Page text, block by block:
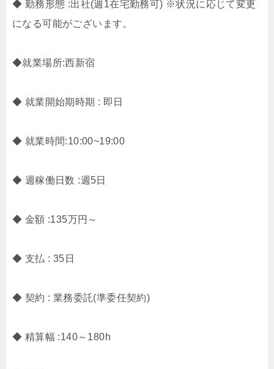
◆ 勤務形態 :出社(週1在宅勤務可) ※状況に応じて変更
になる可能がございます。
◆就業場所:西新宿
◆ 就業開始期時期 : 即日
◆ 就業時間:10:00~19:00
◆ 週稼働日数 :週5日
◆ 金額 :135万円～
◆ 支払 : 35日
◆ 契約 : 業務委託(準委任契約)
◆ 精算幅 :140～180h